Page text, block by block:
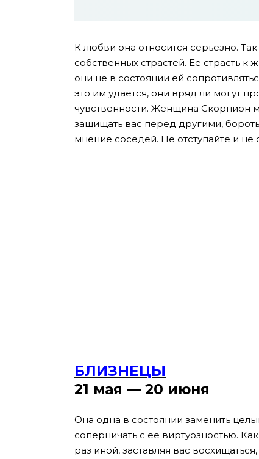
К любви она относится серьезно.
собственных страстей. Ее страсть
они не в состоянии ей
это им удается, они вряд ли могут
чувственности. Женщина Скорпион
защищать вас перед другими,
мнение соседей. Не отступайте и не
БЛИЗНЕЦЫ
21 мая — 20 июня
Она одна в состоянии заменить
соперничать с ее виртуозностью.
раз иной, заставляя вас